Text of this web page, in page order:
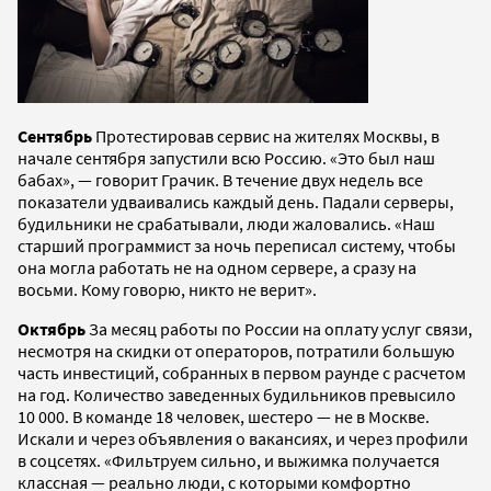
Сентябрь Протестировав сервис на жителях Москвы, в
начале сентября запустили всю Россию. «Это был наш
бабах», — говорит Грачик. В течение двух недель все
показатели удваивались каждый день. Падали серверы,
будильники не срабатывали, люди жаловались. «Наш
старший программист за ночь переписал систему, чтобы
она могла работать не на одном сервере, а сразу на
восьми. Кому говорю, никто не верит».
ОктябрьЗа месяц работы по России на оплату услуг связи,
несмотря на скидки от операторов, потратили большую
часть инвестиций, собранных в первом раунде с расчетом
на год. Количество заведенных будильников превысило
10 000. В команде 18 человек, шестеро — не в Москве.
Искали и через объявления о вакансиях, и через профили
в соцсетях. «Фильтруем сильно, и выжимка получается
классная — реально люди, с которыми комфортно